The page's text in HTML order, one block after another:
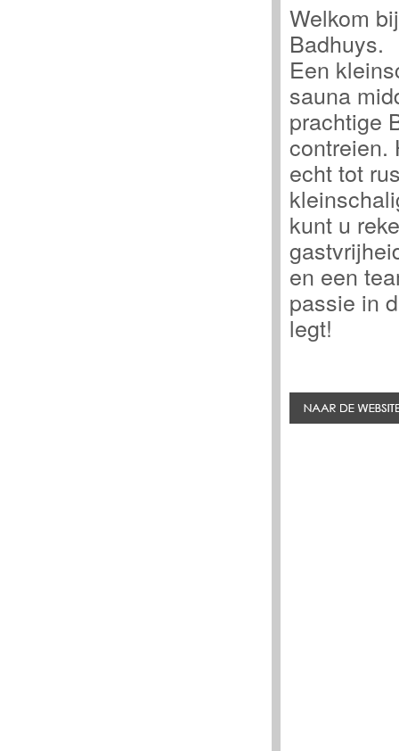
Welkom
Badhuys.
Een
sauna
prachtige
contreien.
echt tot
kunt u
en een
passie in
legt!